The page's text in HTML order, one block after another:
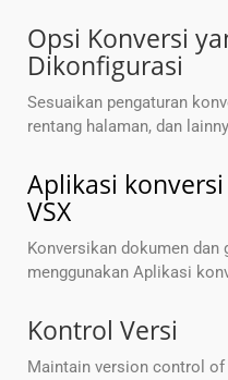
Opsi Konversi
Dikonfigurasi
Sesuaikan pengaturan
rentang halaman, dan
Aplikasi
VSX
Konversikan dokumen dan
menggunakan Aplikasi
Kontrol Versi
Maintain version control